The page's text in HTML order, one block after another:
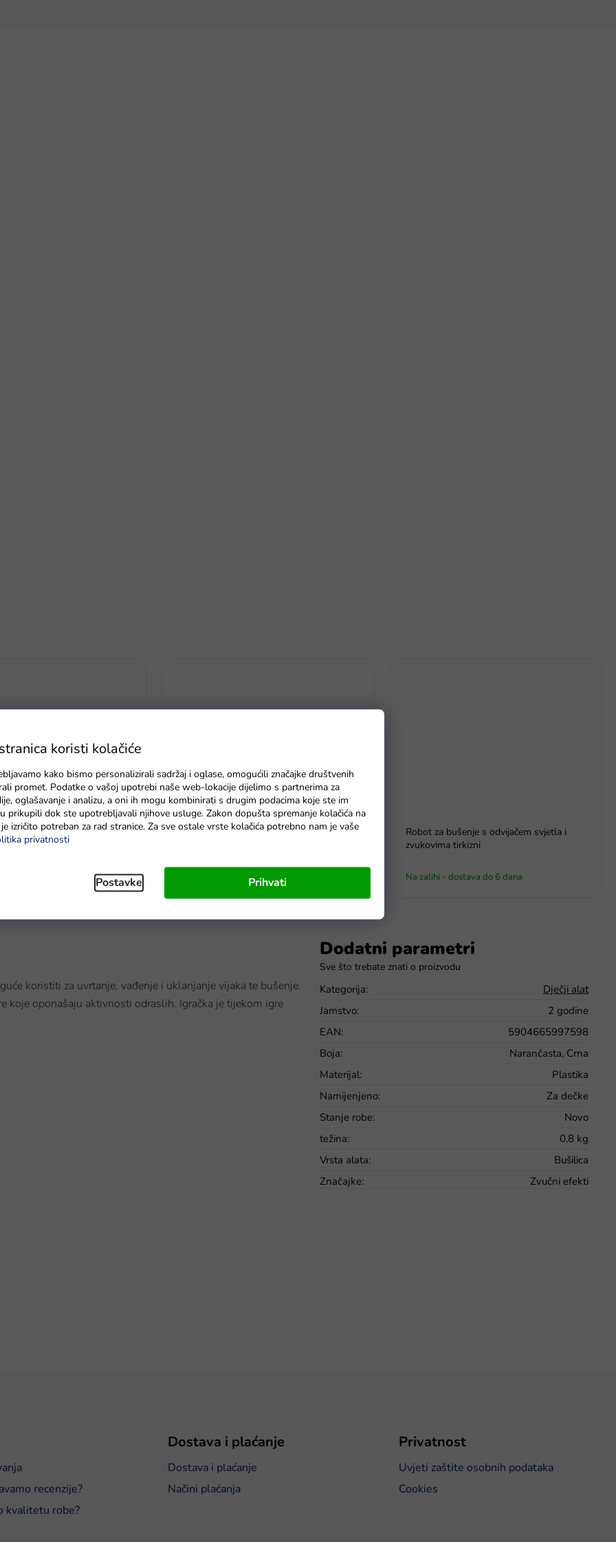
koristi kolačiće
kako bismo personalizirali sadržaj i oglase, omogućili značajke društvenih
promet. Podatke o vašoj upotrebi naše web-lokacije dijelimo s partnerima za
oglašavanje i analizu, a oni ih mogu kombinirati s drugim podacima koje ste im
prikupili dok ste upotrebljavali njihove usluge. Zakon dopušta spremanje kolačića na
izričito potreban za rad stranice. Za sve ostale vrste kolačića potrebno nam je vaše
privatnosti
Postavke Prihvati
kodom EXTRA30
s nastavcima, crvena –
Kamion za rastavljanje DIY narančasti
Na zalihi - dostava do 6 dana
Robot za bušenje s odvijačem svjetla i
zvukovima tirkizni
Na zalihi - dostava do 6 dana
koristiti za uvrtanje, vađenje i uklanjanje vijaka te bušenje.
koje oponašaju aktivnosti odraslih. Igračka je tijekom igre
Dodatni parametri
Kategorija:
Dječji alat
Jamstvo:
2 godine
EAN:
5904665997598
Boja:
Narančasta, Crna
Materijal:
Plastika
Namijenjeno:
Za dečke
Stanje robe:
Novo
težina:
0,8 kg
Vrsta alata:
Bušilica
Značajke: Zvučni efekti
recenzije?
kvalitetu robe?
Dostava i plaćanje
Dostava i plaćanje
Načini plaćanja
Privatnost
Uvjeti zaštite osobnih podataka
Cookies